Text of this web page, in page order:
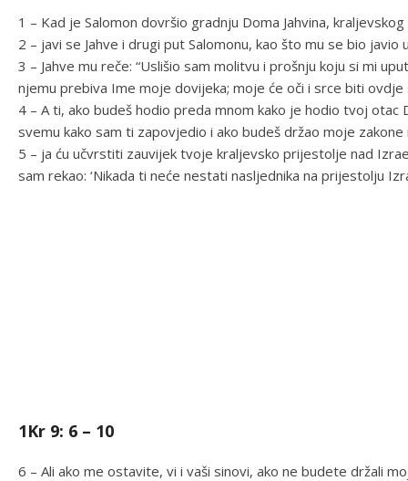
1 – Kad je Salomon dovršio gradnju Doma Jahvina,
2 – javi se Jahve i drugi put Salomonu, kao što mu se bio javio
3 – Jahve mu reče: “Uslišio sam molitvu i prošnju koju si mi
njemu prebiva Ime moje dovijeka; moje će oči i srce biti ovdje
4 – A ti, ako budeš hodio preda mnom kako je hodio tvoj
svemu kako sam ti zapovjedio i ako budeš držao moje
5 – ja ću učvrstiti zauvijek tvoje kraljevsko prijestolje nad
sam rekao: ‘Nikada ti neće nestati nasljednika na prijestolju
1Kr 9: 6 – 10
6 – Ali ako me ostavite, vi i vaši sinovi, ako ne budete držali